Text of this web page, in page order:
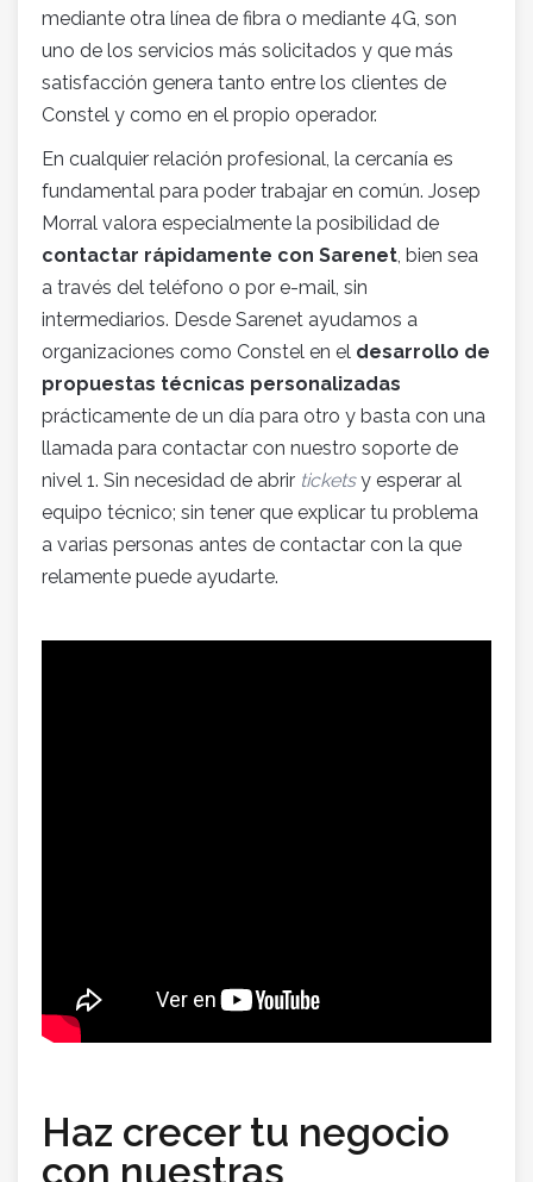
mediante otra línea de fibra o mediante 4G, son
uno de los servicios más solicitados y que más
satisfacción genera tanto entre los clientes de
Constel y como en el propio operador.
En cualquier relación profesional, la cercanía es
fundamental para poder trabajar en común. Josep
Morral valora especialmente la posibilidad de
contactar rápidamente con Sarenet, bien sea
a través del teléfono o por e-mail, sin
intermediarios. Desde Sarenet ayudamos a
organizaciones como Constel en el desarrollo de
propuestas técnicas personalizadas
prácticamente de un día para otro y basta con una
llamada para contactar con nuestro soporte de
nivel 1. Sin necesidad de abrir ticketsy esperar al
equipo técnico; sin tener que explicar tu problema
a varias personas antes de contactar con la que
relamente puede ayudarte.
Haz crecer tu negocio
con nuestras